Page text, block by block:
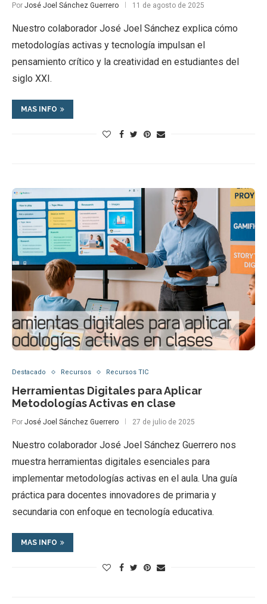
Por José Joel Sánchez Guerrero 11 de agosto de 2025
Nuestro colaborador José Joel Sánchez explica cómo
metodologías activas y tecnología impulsan el
pensamiento crítico y la creatividad en estudiantes del
siglo XXI.
MAS INFO
Destacado Recursos Recursos TIC
Herramientas Digitales para Aplicar
Metodologías Activas en clase
Por José Joel Sánchez Guerrero 27 de julio de 2025
Nuestro colaborador José Joel Sánchez Guerrero nos
muestra herramientas digitales esenciales para
implementar metodologías activas en el aula. Una guía
práctica para docentes innovadores de primaria y
secundaria con enfoque en tecnología educativa.
MAS INFO